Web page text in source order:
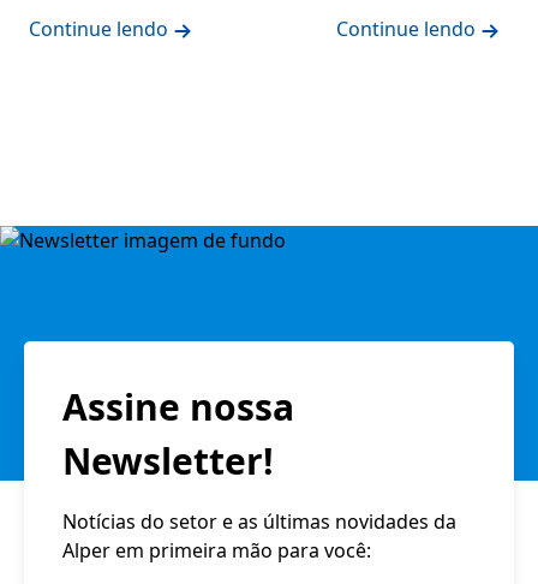
Continue lendo Continue lendo
Assine nossa
Newsletter!
Notícias do setor e as últimas novidades da
Alper em primeira mão para você: